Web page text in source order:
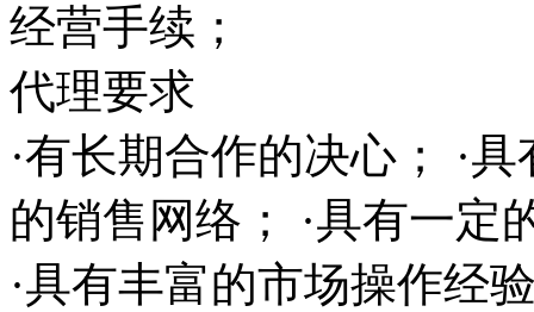
经营手续；
代理要求
·有长期合作的决心； ·
的销售网络； ·具有一定
·具有丰富的市场操作经